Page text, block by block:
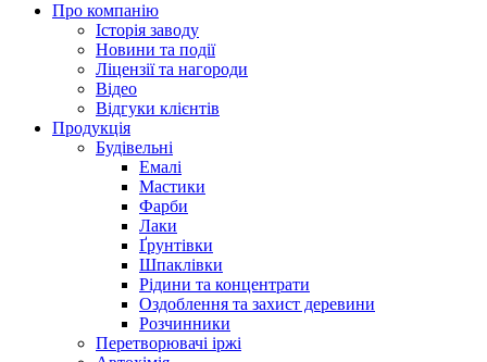
Про компанію
Історія заводу
Новини та події
Ліцензії та нагороди
Відео
Відгуки клієнтів
Продукція
Будівельні
Емалі
Мастики
Фарби
Лаки
Ґрунтівки
Шпаклівки
Рідини та концентрати
Оздоблення та захист деревини
Розчинники
Перетворювачі іржі